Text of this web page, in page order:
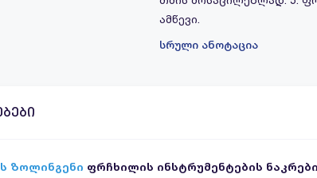
ამწევი.
სრული ანოტაცია
ზოლინგენი ფრჩხილის ინსტრუმენტების ნაკრები